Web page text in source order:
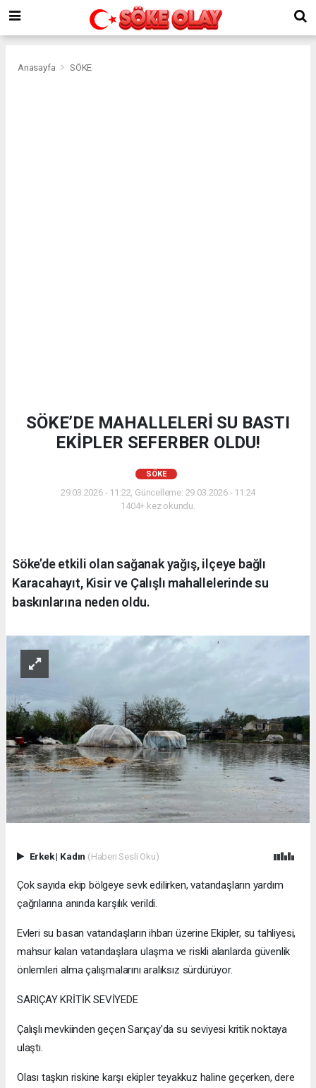
Anasayfa SÖKE
SÖKE’DE MAHALLELERİ SU BASTI
EKİPLER SEFERBER OLDU!
SÖKE
29.03.2026 - 11:22, Güncelleme: 29.03.2026 - 11:24
1404+ kez okundu.
Söke’de etkili olan sağanak yağış, ilçeye bağlı
Karacahayıt, Kisir ve Çalışlı mahallelerinde su
baskınlarına neden oldu.
Erkek| Kadın (Haberi Sesli Oku)
Çok sayıda ekip bölgeye sevk edilirken, vatandaşların yardım
çağrılarına anında karşılık verildi.
Evleri su basan vatandaşların ihbarı üzerine Ekipler, su tahliyesi,
mahsur kalan vatandaşlara ulaşma ve riskli alanlarda güvenlik
önlemleri alma çalışmalarını aralıksız sürdürüyor.
SARIÇAY KRİTİK SEVİYEDE
Çalışlı mevkiinden geçen Sarıçay’da su seviyesi kritik noktaya
ulaştı.
Olası taşkın riskine karşı ekipler teyakkuz haline geçerken, dere